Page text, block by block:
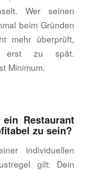
Wer seinen
beim Gründen
mehr überprüft,
erst zu spät.
Minimum.
Restaurant
zu sein?
individuellen
gilt: Dein